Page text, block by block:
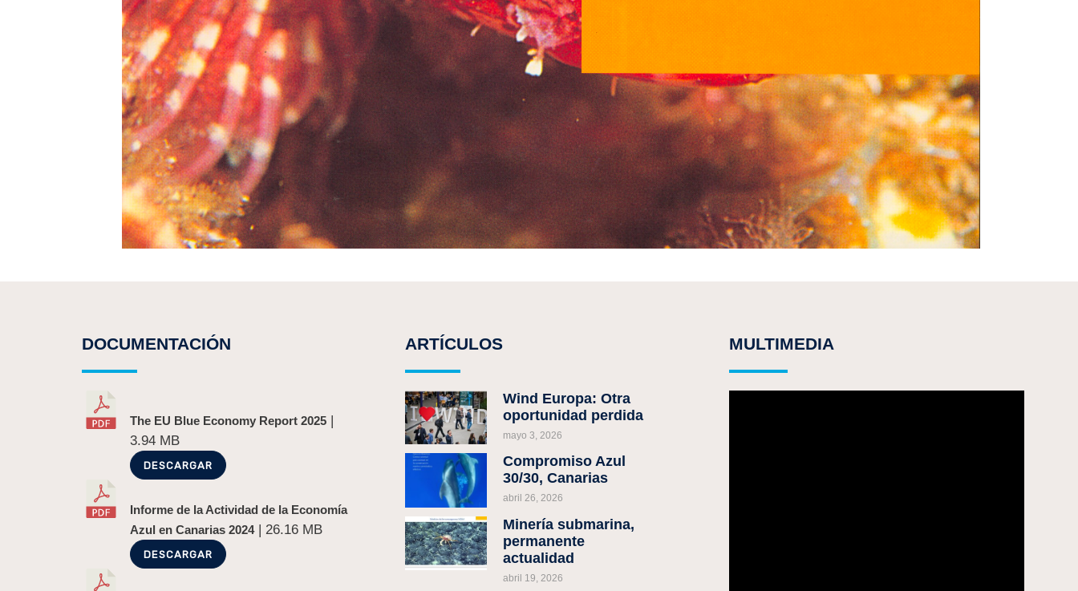
DOCUMENTACIÓN
The EU Blue Economy Report 2025 |
3.94 MB
DESCARGAR
Informe de la Actividad de la Economía
Azul en Canarias 2024| 26.16 MB
DESCARGAR
ARTÍCULOS
Wind Europa: Otra
oportunidad perdida
mayo 3, 2026
Compromiso Azul
30/30, Canarias
abril 26, 2026
Minería submarina,
permanente
actualidad
abril 19, 2026
MULTIMEDIA